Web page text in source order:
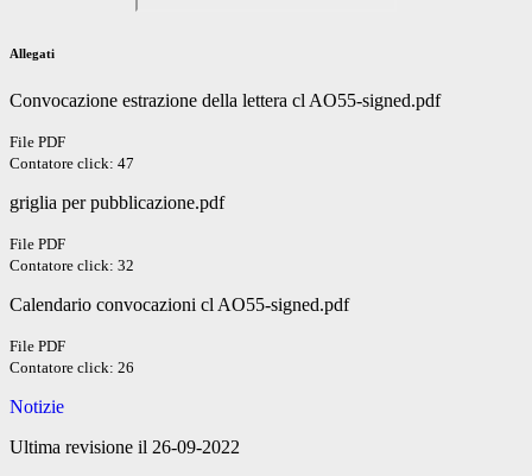
Allegati
Convocazione estrazione della lettera cl AO55-signed.pdf
File PDF
Contatore click: 47
griglia per pubblicazione.pdf
File PDF
Contatore click: 32
Calendario convocazioni cl AO55-signed.pdf
File PDF
Contatore click: 26
Notizie
Ultima revisione il 26-09-2022